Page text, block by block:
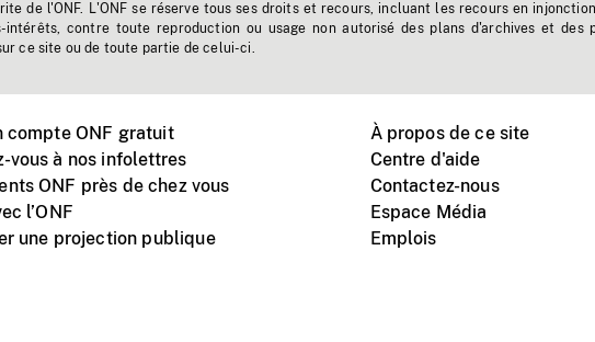
de l'ONF. L'ONF se réserve tous ses droits et recours, incluant les recours en
intérêts, contre toute reproduction ou usage non autorisé des plans d'archives et des
ce site ou de toute partie de celui-ci.
compte ONF gratuit
vous à nos infolettres
ONF près de chez vous
l’ONF
une projection publique
À propos de ce site
Centre d'aide
Contactez-nous
Espace Média
Emplois